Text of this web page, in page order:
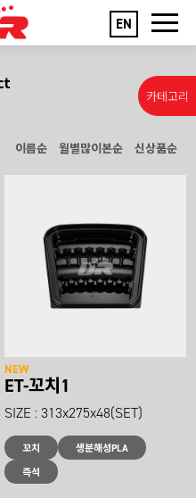
EN
카테고리
이름순 월별많이본순 신상품순
NEW
ET-꼬치1
SIZE : 313x275x48(SET)
꼬치
생분해성PLA
즉석